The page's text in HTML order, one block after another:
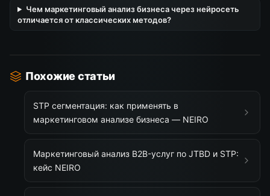
Чем маркетинговый анализ бизнеса через нейросеть
отличается от классических методов?
Похожие статьи
STP сегментация: как применять в
маркетинговом анализе бизнеса — NEIRO
Маркетинговый анализ B2B-услуг по JTBD и STP:
кейс NEIRO